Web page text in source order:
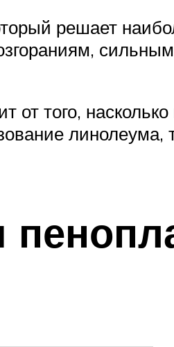
решает
от того,